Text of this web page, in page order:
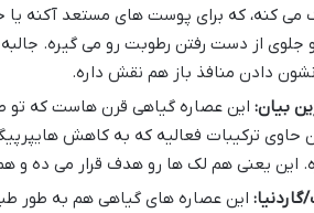
کنه، که برای پوست های مستعد آکنه
جلوی از دست رفتن رطوبت رو می گیره.
دادن منافذ باز هم نقش داره.
بیان: این عصاره گیاهی قرن هاست که
حاوی ترکیبات فعالیه که به کاهش
این یعنی هم لک ها رو هدف قرار می
این عصاره های گیاهی هم به طور